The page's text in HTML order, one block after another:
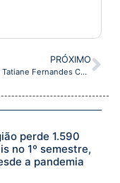
PRÓXIMO
Psicólogo Tatiane Fernandes CRP06/82686
perde 1.590
no 1º semestre,
a pandemia